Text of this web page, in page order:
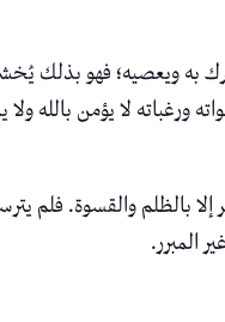
به ويعصيه؛ فهو بذلك
لا يؤمن بالله ولا
بالظلم والقسوة. فلم
المبرر.